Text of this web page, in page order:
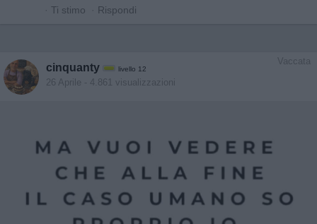
· Ti stimo · Rispondi
Vaccata
cinquanty livello 12
26 Aprile - 4.861 visualizzazioni